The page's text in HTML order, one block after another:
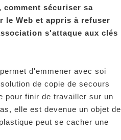
comment sécuriser sa
le Web et appris à refuser
s'attaque aux clés
d'emmener avec soi
de copie de secours
pour finir de travailler sur un
elle est devenue un objet de
peut se cacher une